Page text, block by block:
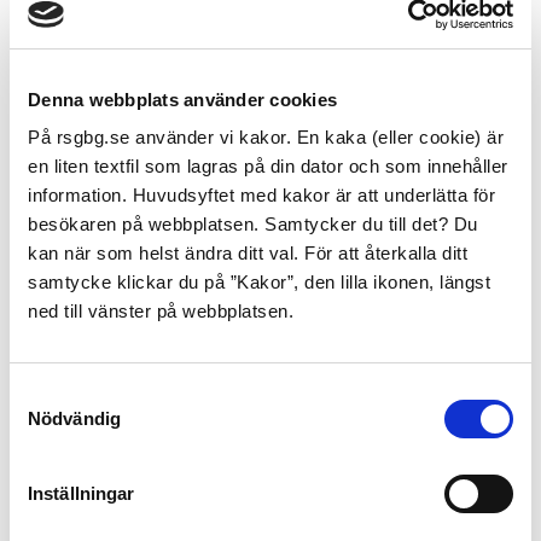
Denna webbplats använder cookies
På rsgbg.se använder vi kakor. En kaka (eller cookie) är
en liten textfil som lagras på din dator och som innehåller
information. Huvudsyftet med kakor är att underlätta för
besökaren på webbplatsen. Samtycker du till det? Du
kan när som helst ändra ditt val. För att återkalla ditt
samtycke klickar du på ”Kakor”, den lilla ikonen, längst
ned till vänster på webbplatsen.
Nödvändig
Inställningar
När man använder gasol finns andra risker än när man
att grillningen ska bli en trygg och säker upplevelse.
Ställ inte grillen nära en husvägg. Det är du som
har ansvaret om något händer. Placera grillen på
avstånd från brännbart material, till exempel
parasoll, trädgårdsmöbler och husfasad.
Kolla slangen från regulatorn till grillen. Böj på
den. Om det finns sprickbildningar, byt!
Gasolflaskan måste alltid stå upp. Annars finns
risk för att säkerhetsventilen inte fungerar som
Gasolflaskor får inte utsättas för temperaturer
över 50 C. Detta innebär att många gasolgrillar
inte är konstruerade för att gasflaskan ska
placeras under grillen.